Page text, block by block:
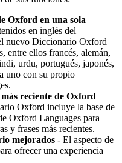
Oxford en una sola
en inglés del
nuevo Diccionario Oxford
entre ellos francés, alemán,
urdu, portugués, japonés,
uno con su propio
reciente de Oxford
Oxford incluye la base de
Oxford Languages para
y frases más recientes.
mejorados - El aspecto de
ofrecer una experiencia